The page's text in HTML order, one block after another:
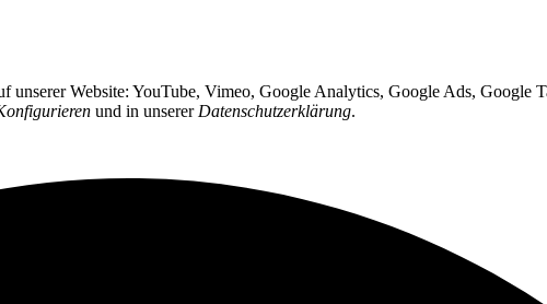
Website: YouTube, Vimeo, Google Analytics, Google Ads, Google
und in unserer Datenschutzerklärung.